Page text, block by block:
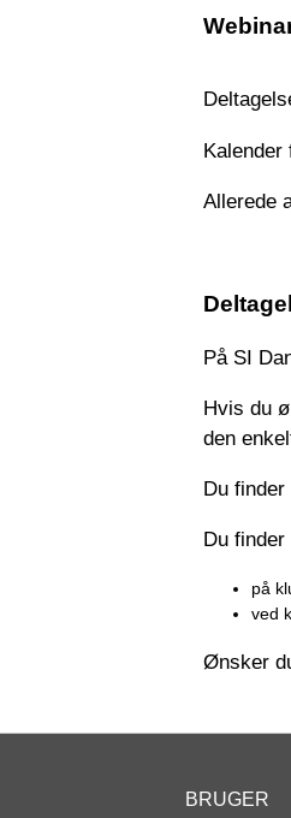
Kalender
Allerede
På SI
Hvis du
den
Du
Du
på
ved
Ønsker
BRUGER